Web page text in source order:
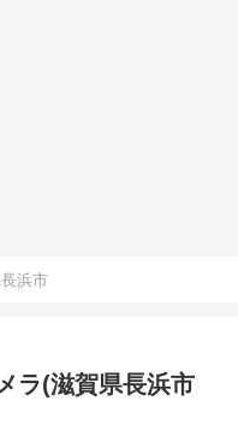
浜市
ラ(滋賀県長浜市